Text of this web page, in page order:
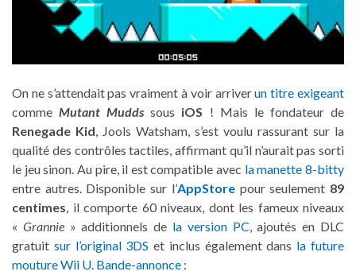
On ne s’attendait pas vraiment à voir arriverun titre exigeant
comme Mutant Mudds sous iOS ! Mais le fondateur de
Renegade Kid , Jools Watsham, s’est voulu rassurant sur la
qualité des contrôles tactiles, affirmant qu’il n’aurait pas sorti
le jeu sinon. Au pire, il est compatible avec la manette 8-bitty
entre autres. Disponible sur l’AppStorepour seulement 89
centimes , il comporte 60 niveaux, dont les fameux niveaux
« Grannie» additionnels de la version PC , ajoutés en DLC
gratuit sur l’original 3DS et inclus également dans la future
mouture Wii U Bande-annonce :